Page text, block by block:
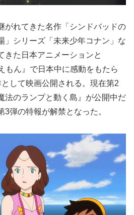
がれてきた名作「シンドバッドの
」シリーズ「未来少年コナン」な
きた日本アニメーションと
もん』で日本中に感動をもたら
して映画公開される。現在第2
のランプと動く島』が公開中だ
弾の特報が解禁となった。